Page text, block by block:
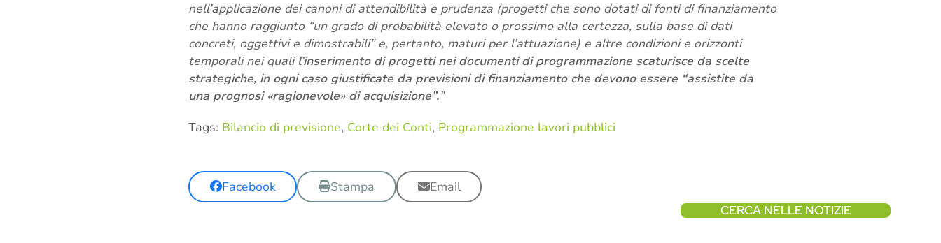
nell’applicazione dei canoni di attendibilità e prudenza (progetti che sono dotati di fonti di finanziamento
che hanno raggiunto “un grado di probabilità elevato o prossimo alla certezza, sulla base di dati
concreti, oggettivi e dimostrabili” e, pertanto, maturi per l’attuazione) e altre condizioni e orizzonti
temporali nei quali l’inserimento di progetti nei documenti di programmazione scaturisce da scelte
strategiche, in ogni caso giustificate da previsioni di finanziamento che devono essere “assistite da
una prognosi «ragionevole» di acquisizione”.”
Tags: Bilancio di previsione, Corte dei Conti, Programmazione lavori pubblici
Facebook Stampa Email
CERCA NELLE NOTIZIE